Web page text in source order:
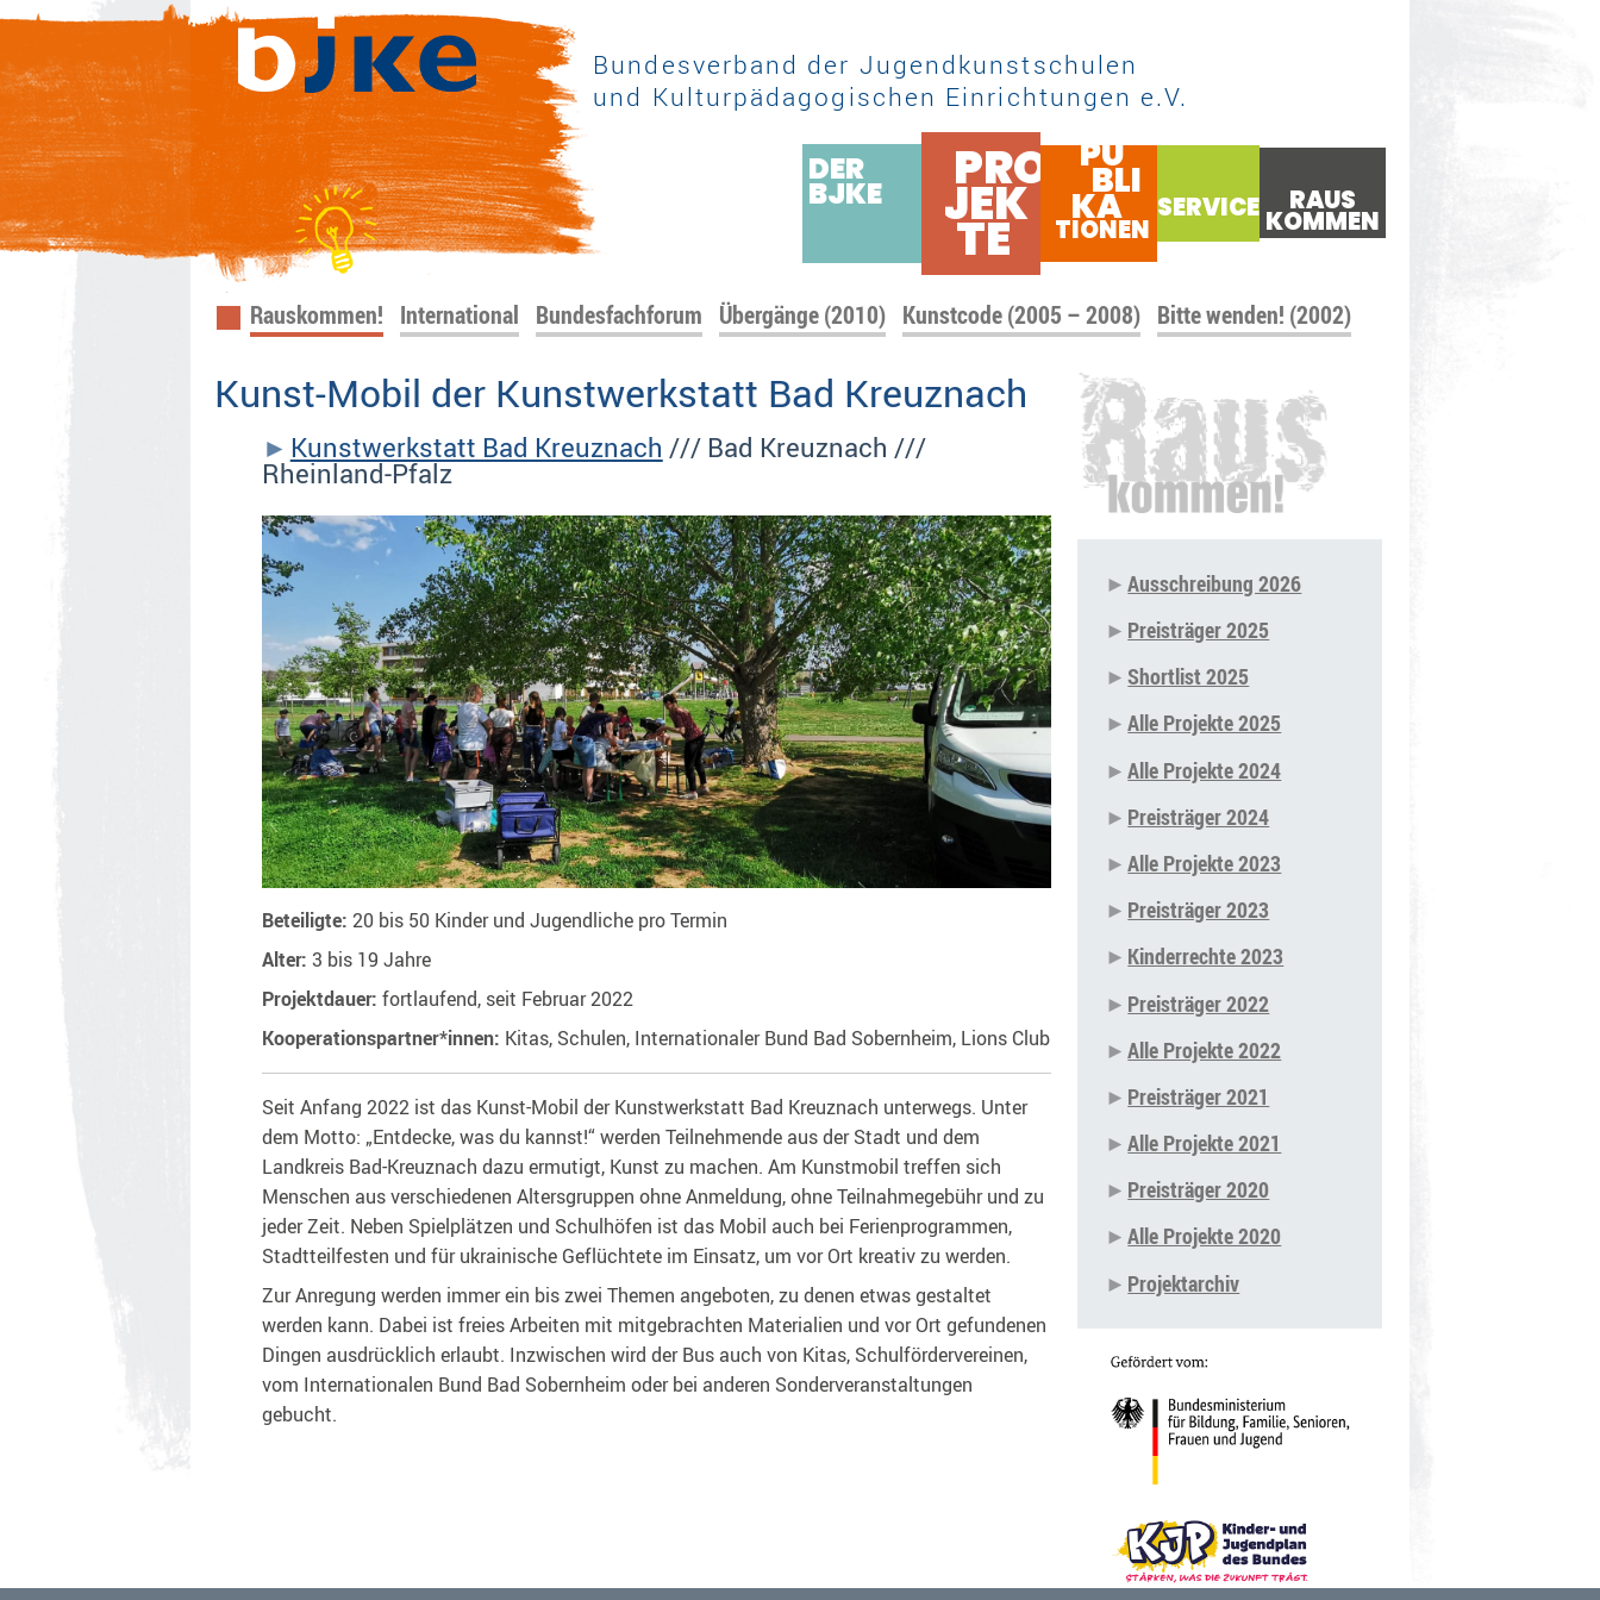
Bundesverband der Jugendkunstschulen
und Kulturpädagogischen Einrichtungen e.V.
DER
BJKE PRO
JEK
TE
PU
BLI
KA
TIONEN
SERVICE RAUS
KOMMEN
Navigation
Rauskommen! International Bundesfachforum Übergänge (2010) Kunstcode (2005 – 2008) Bitte wenden! (2002)
Kunst-Mobil der Kunstwerkstatt Bad Kreuznach
Kunstwerkstatt Bad Kreuznach /// Bad Kreuznach ///
Rheinland-Pfalz
Beteiligte: 20 bis 50 Kinder und Jugendliche pro Termin
Alter: 3 bis 19 Jahre
Projektdauer: fortlaufend, seit Februar 2022
Kooperationspartner*innen: Kitas, Schulen, Internationaler Bund Bad Sobernheim, Lions Club
Seit Anfang 2022 ist das Kunst-Mobil der Kunstwerkstatt Bad Kreuznach unterwegs. Unter
dem Motto: „Entdecke, was du kannst!“ werden Teilnehmende aus der Stadt und dem
Landkreis Bad-Kreuznach dazu ermutigt, Kunst zu machen. Am Kunstmobil treffen sich
Menschen aus verschiedenen Altersgruppen ohne Anmeldung, ohne Teilnahmegebühr und zu
jeder Zeit. Neben Spielplätzen und Schulhöfen ist das Mobil auch bei Ferienprogrammen,
Stadtteilfesten und für ukrainische Geflüchtete im Einsatz, um vor Ort kreativ zu werden.
Zur Anregung werden immer ein bis zwei Themen angeboten, zu denen etwas gestaltet
werden kann. Dabei ist freies Arbeiten mit mitgebrachten Materialien und vor Ort gefundenen
Dingen ausdrücklich erlaubt. Inzwischen wird der Bus auch von Kitas, Schulfördervereinen,
vom Internationalen Bund Bad Sobernheim oder bei anderen Sonderveranstaltungen
gebucht.
überspringen
Ausschreibung 2026
Preisträger 2025
Shortlist 2025
Alle Projekte 2025
Alle Projekte 2024
Preisträger 2024
Alle Projekte 2023
Preisträger 2023
Kinderrechte 2023
Preisträger 2022
Alle Projekte 2022
Preisträger 2021
Alle Projekte 2021
Preisträger 2020
Alle Projekte 2020
Projektarchiv